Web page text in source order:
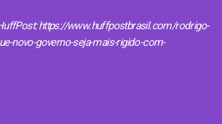
https://www.huffpostbrasil.com/rodrigo-
novo-governo-seja-mais-rigido-com-